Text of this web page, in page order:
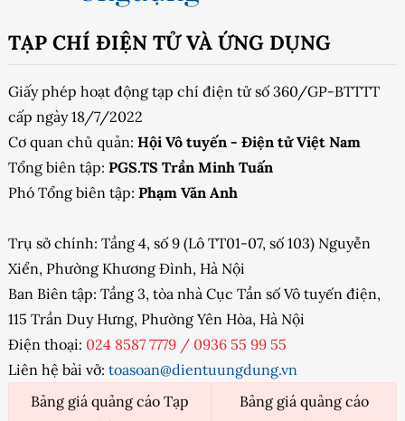
TẠP CHÍ ĐIỆN TỬ VÀ ỨNG DỤNG
Giấy phép hoạt động tạp chí điện tử số 360/GP-BTTTT
cấp ngày 18/7/2022
Cơ quan chủ quản: Hội Vô tuyến - Điện tử Việt Nam
Tổng biên tập: PGS.TS Trần Minh Tuấn
Phó Tổng biên tập: Phạm Văn Anh
Trụ sở chính: Tầng 4, số 9 (Lô TT01-07, số 103) Nguyễn
Xiển, Phường Khương Đình, Hà Nội
Ban Biên tập: Tầng 3, tòa nhà Cục Tần số Vô tuyến điện,
115 Trần Duy Hưng, Phường Yên Hòa, Hà Nội
Điện thoại: 024 8587 7779 / 0936 55 99 55
Liên hệ bài vở: toasoan@dientuungdung.vn
Bảng giá quảng cáo Tạp
Bảng giá quảng cáo